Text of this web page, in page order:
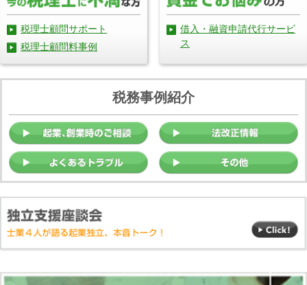
税理士顧問サポート
税理士顧問料事例
借入・融資申請代行サービ
ス
税務事例紹介